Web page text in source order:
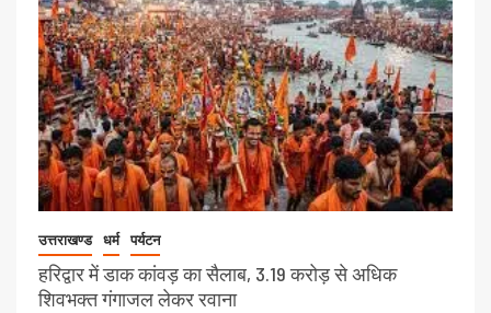
उत्तराखण्ड धर्म पर्यटन
हरिद्वार में डाक कांवड़ का सैलाब, 3.19 करोड़ से अधिक
शिवभक्त गंगाजल लेकर रवाना